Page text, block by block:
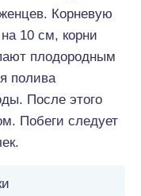
Корневую
10 см, корни
плодородным
полива
После этого
Побеги следует